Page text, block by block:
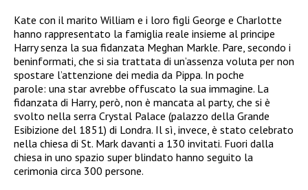
Kate con il marito William e i loro figli George e Charlotte
hanno rappresentato la famiglia reale insieme al principe
Harry senza la sua fidanzata Meghan Markle. Pare, secondo i
beninformati, che si sia trattata di un’assenza voluta per non
spostare l’attenzione dei media da Pippa. In poche
parole: una star avrebbe offuscato la sua immagine. La
fidanzata di Harry, però, non è mancata al party, che si è
svolto nella serra Crystal Palace (palazzo della Grande
Esibizione del 1851) di Londra. Il sì, invece, è stato celebrato
nella chiesa di St. Mark davanti a 130 invitati. Fuori dalla
chiesa in uno spazio super blindato hanno seguito la
cerimonia circa 300 persone.